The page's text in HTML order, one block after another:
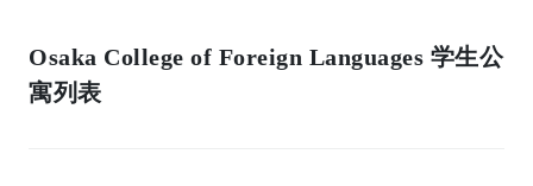
Osaka College of Foreign Languages 学生公
寓列表